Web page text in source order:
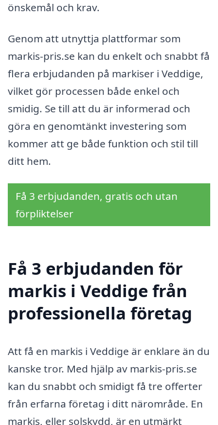
önskemål och krav.
Genom att utnyttja plattformar som
markis-pris.se kan du enkelt och snabbt få
flera erbjudanden på markiser i Veddige,
vilket gör processen både enkel och
smidig. Se till att du är informerad och
göra en genomtänkt investering som
kommer att ge både funktion och stil till
ditt hem.
Få 3 erbjudanden, gratis och utan
förpliktelser
Få 3 erbjudanden för
markis i Veddige från
professionella företag
Att få en markis i Veddige är enklare än du
kanske tror. Med hjälp av markis-pris.se
kan du snabbt och smidigt få tre offerter
från erfarna företag i ditt närområde. En
markis, eller solskydd, är en utmärkt